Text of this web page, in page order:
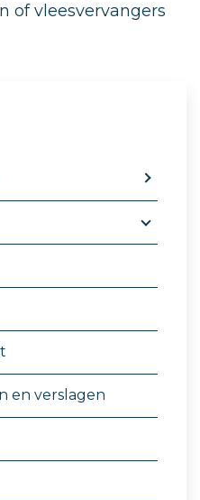
of vleesvervangers
en verslagen